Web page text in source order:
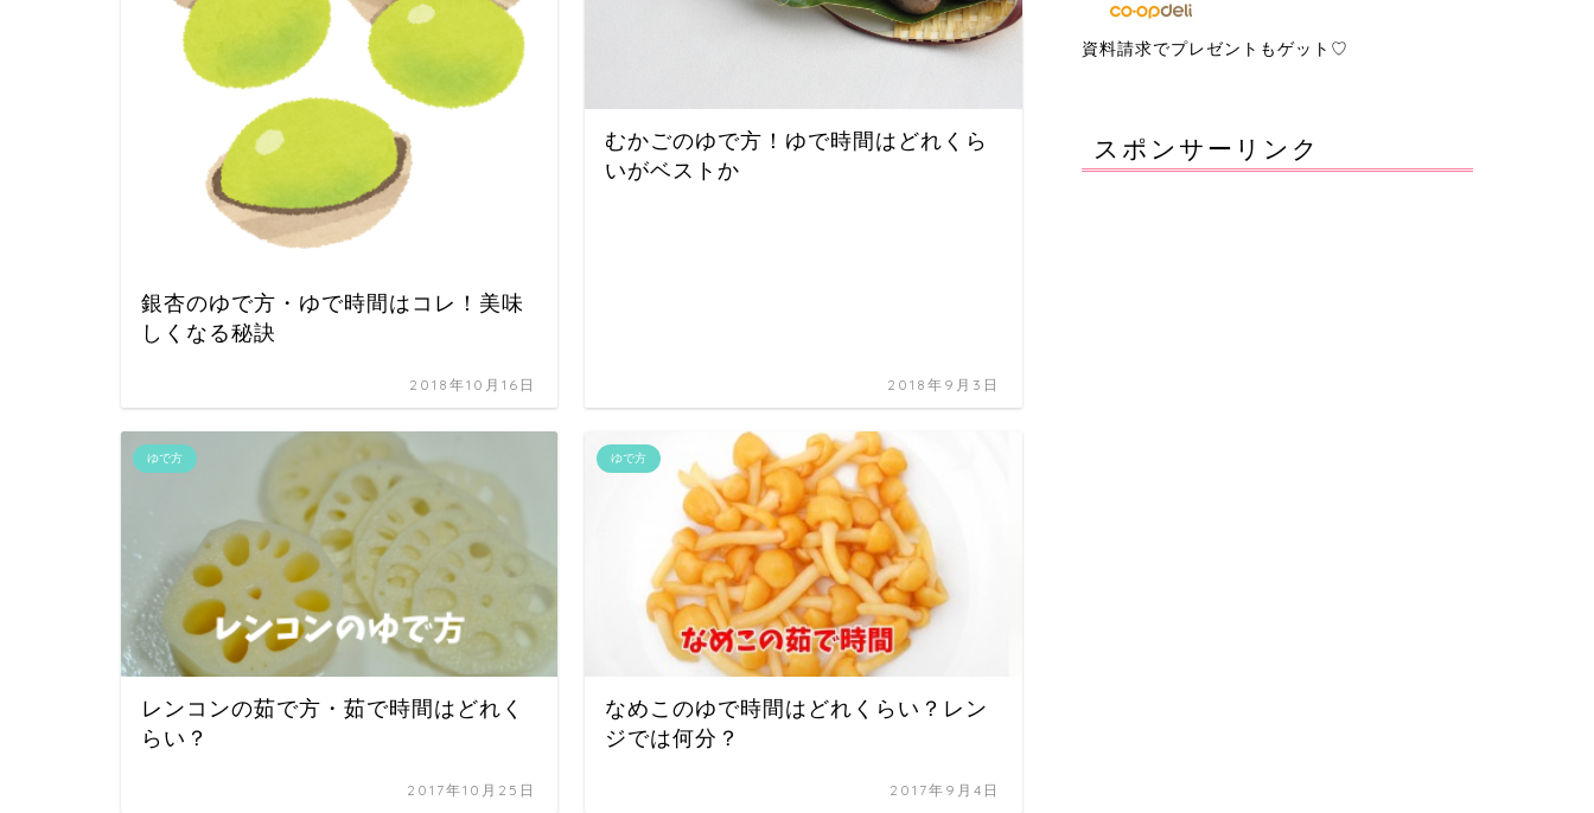
銀杏のゆで方・ゆで時間はコレ！美味
しくなる秘訣
2018年10月16日
むかごのゆで方！ゆで時間はどれくら
いがベストか
2018年9月3日
ゆで方
レンコンの茹で方・茹で時間はどれく
らい？
2017年10月25日
ゆで方
なめこのゆで時間はどれくらい？レン
ジでは何分？
2017年9月4日
資料請求でプレゼントもゲット♡
スポンサーリンク